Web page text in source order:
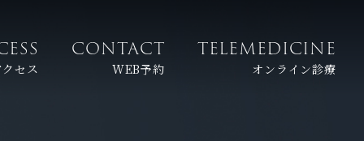
セス
CONTACT
WEB予約
TELEMEDICINE
オンライン診療